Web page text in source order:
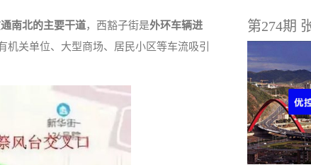
南北的主要干道，西豁子街是外环车辆进
机关单位、大型商场、居民小区等车流吸引